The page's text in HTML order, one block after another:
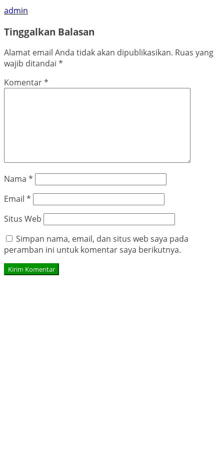
admin
Tinggalkan Balasan
Alamat email Anda tidak akan dipublikasikan. Ruas yang
wajib ditandai *
Komentar*
Nama *
Email *
Situs Web
Simpan nama, email, dan situs web saya pada
peramban ini untuk komentar saya berikutnya.